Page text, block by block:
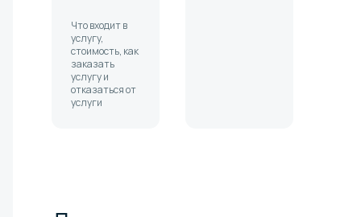
Что входит в
услугу,
стоимость, как
заказать
услугу и
отказаться от
услуги